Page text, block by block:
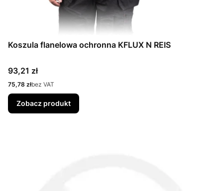
Koszula flanelowa ochronna KFLUX N REIS
Cena
93,21 zł
Cena
75,78 złbez VAT
Zobacz produkt